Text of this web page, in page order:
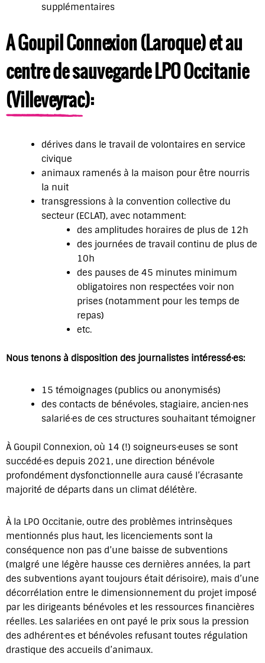
supplémentaires
A Goupil Connexion (Laroque) et au
centre de sauvegarde LPO Occitanie
(Villeveyrac):
dérives dans le travail de volontaires en service
civique
animaux ramenés à la maison pour être nourris
la nuit
transgressions à la convention collective du
secteur (ECLAT), avec notamment:
des amplitudes horaires de plus de 12h
des journées de travail continu de plus de
10h
des pauses de 45 minutes minimum
obligatoires non respectées voir non
prises (notamment pour les temps de
repas)
etc.
Nous tenons à disposition des journalistes intéressé·es:
15 témoignages (publics ou anonymisés)
des contacts de bénévoles, stagiaire, ancien·nes
salarié·es de ces structures souhaitant témoigner
À Goupil Connexion, où 14 (!) soigneurs·euses se sont
succédé·es depuis 2021, une direction bénévole
profondément dysfonctionnelle aura causé l’écrasante
majorité de départs dans un climat délétère.
À la LPO Occitanie, outre des problèmes intrinsèques
mentionnés plus haut, les licenciements sont la
conséquence non pas d’une baisse de subventions
(malgré une légère hausse ces dernières années, la part
des subventions ayant toujours était dérisoire), mais d’une
décorrélation entre le dimensionnement du projet imposé
par les dirigeants bénévoles et les ressources financières
réelles. Les salariées en ont payé le prix sous la pression
des adhérent·es et bénévoles refusant toutes régulation
drastique des accueils d’animaux.